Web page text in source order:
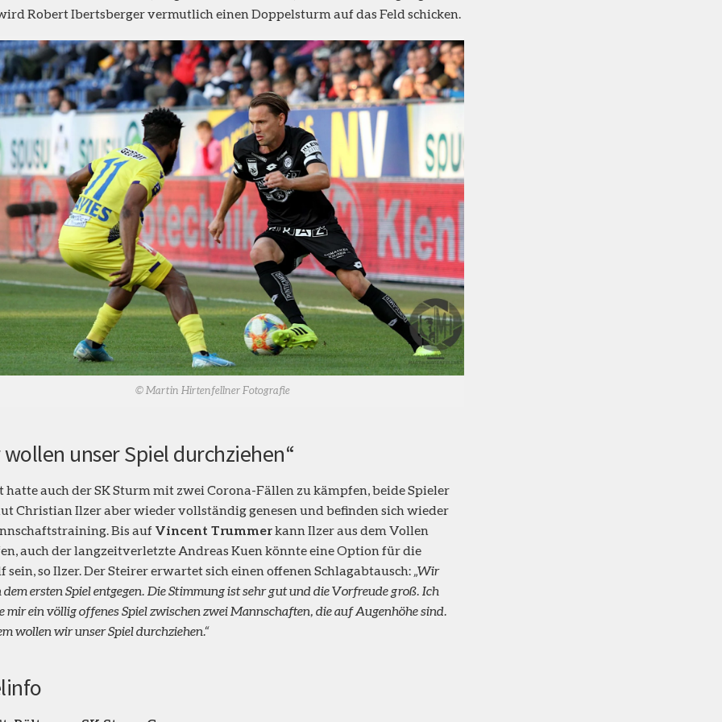
Robert Ibertsberger vermutlich einen Doppelsturm auf das Feld schicken.
© Martin Hirtenfellner Fotografie
wollen unser Spiel durchziehen“
hatte auch der SK Sturm mit zwei Corona-Fällen zu kämpfen, beide Spieler
Christian Ilzer aber wieder vollständig genesen und befinden sich wieder
Bis auf Vincent Trummerkann Ilzer aus dem Vollen
auch der langzeitverletzte Andreas Kuen könnte eine Option für die
sein, so Ilzer. Der Steirer erwartet sich einen offenen Schlagabtausch: „Wir
ersten Spiel entgegen. Die Stimmung ist sehr gut und die Vorfreude groß. Ich
mir ein völlig offenes Spiel zwischen zwei Mannschaften, die auf Augenhöhe sind.
wollen wir unser Spiel durchziehen.“